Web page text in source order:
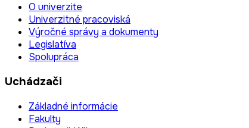
O univerzite
Univerzitné pracoviská
Výročné správy a dokumenty
Legislatíva
Spolupráca
Uchádzači
Základné informácie
Fakulty